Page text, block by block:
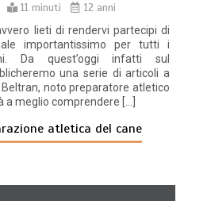
11 minuti
12 anni
lieti di rendervi partecipi di
importantissimo per tutti i
Da quest’oggi infatti sul
una serie di articoli a
noto preparatore atletico
a meglio comprendere […]
atletica del cane